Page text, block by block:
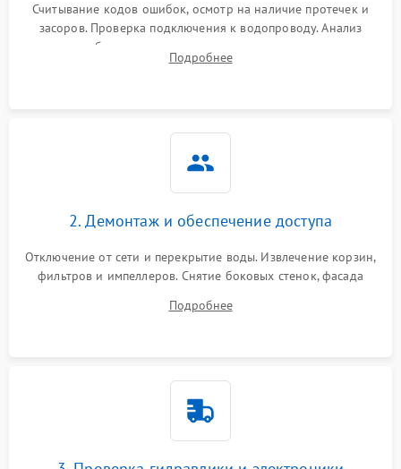
Считывание кодов ошибок, осмотр на наличие протечек и
засоров. Проверка подключения к водопроводу. Анализ
жалоб на отсутствие слива, нагрева, вращения
разбрызгивателей или срабатывание системы защиты
Подробнее
2. Демонтаж и обеспечение доступа
Отключение от сети и перекрытие воды. Извлечение корзин,
фильтров и импеллеров. Снятие боковых стенок, фасада
циркуляционному насосу, ТЭНу и сливной помпе.
Подробнее